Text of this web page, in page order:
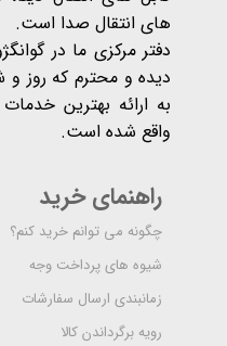
های انتقال صدا است.
دفتر مرکزی ما در
دیده و محترم که روز
به ارائه بهترین
واقع شده است​​​​​​​.
راهنمای خرید
چگونه می توانم خرید کنم؟
شیوه های پرداخت وجه
زمانبندی ارسال سفارشات
رویه برگرداندن کالا